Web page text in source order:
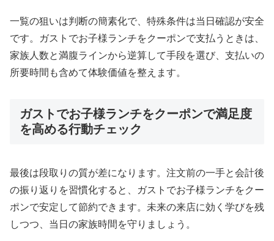
一覧の狙いは判断の簡素化で、特殊条件は当日確認が安全
です。ガストでお子様ランチをクーポンで支払うときは、
家族人数と満腹ラインから逆算して手段を選び、支払いの
所要時間も含めて体験価値を整えます。
ガストでお子様ランチをクーポンで満足度
を高める行動チェック
最後は段取りの質が差になります。注文前の一手と会計後
の振り返りを習慣化すると、ガストでお子様ランチをクー
ポンで安定して節約できます。未来の来店に効く学びを残
しつつ、当日の家族時間を守りましょう。